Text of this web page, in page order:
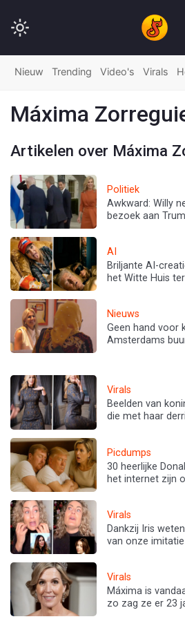
Nieuw Trending Video's Virals
Máxima
Artikelen over Máxima
Politiek
Awkward: Willy
bezoek aan
AI
Briljante AI-
het Witte Huis
Nieuws
Geen hand voor
Amsterdams
Virals
Beelden van
die met haar
Picdumps
30 heerlijke
het internet zijn
Virals
Dankzij Iris
van onze
Virals
Máxima is
zo zag ze er 23